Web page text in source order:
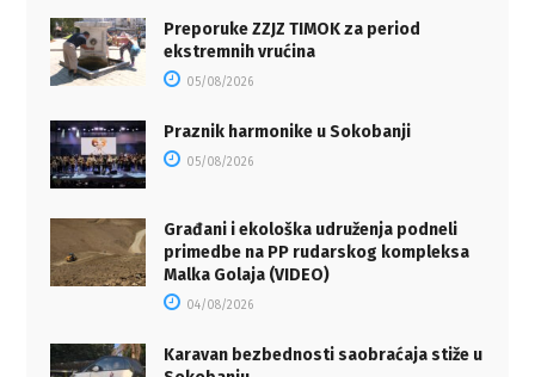
Preporuke ZZJZ TIMOK za period
ekstremnih vrućina
05/08/2026
Praznik harmonike u Sokobanji
05/08/2026
Građani i ekološka udruženja podneli
primedbe na PP rudarskog kompleksa
Malka Golaja (VIDEO)
04/08/2026
Karavan bezbednosti saobraćaja stiže u